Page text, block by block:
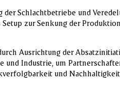
der Schlachtbetriebe und
zur Senkung der
Ausrichtung der
und Industrie, um
und